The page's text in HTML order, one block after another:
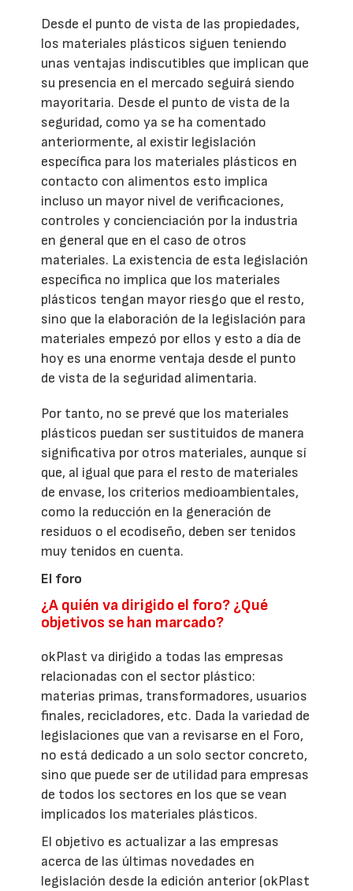
Desde el punto de vista de las propiedades,
los materiales plásticos siguen teniendo
unas ventajas indiscutibles que implican que
su presencia en el mercado seguirá siendo
mayoritaria. Desde el punto de vista de la
seguridad, como ya se ha comentado
anteriormente, al existir legislación
específica para los materiales plásticos en
contacto con alimentos esto implica
incluso un mayor nivel de verificaciones,
controles y concienciación por la industria
en general que en el caso de otros
materiales. La existencia de esta legislación
específica no implica que los materiales
plásticos tengan mayor riesgo que el resto,
sino que la elaboración de la legislación para
materiales empezó por ellos y esto a día de
hoy es una enorme ventaja desde el punto
de vista de la seguridad alimentaria.
Por tanto, no se prevé que los materiales
plásticos puedan ser sustituidos de manera
significativa por otros materiales, aunque sí
que, al igual que para el resto de materiales
de envase, los criterios medioambientales,
como la reducción en la generación de
residuos o el ecodiseño, deben ser tenidos
muy tenidos en cuenta.
El foro
¿A quién va dirigido el foro? ¿Qué
objetivos se han marcado?
okPlast va dirigido a todas las empresas
relacionadas con el sector plástico:
materias primas, transformadores, usuarios
finales, recicladores, etc. Dada la variedad de
legislaciones que van a revisarse en el Foro,
no está dedicado a un solo sector concreto,
sino que puede ser de utilidad para empresas
de todos los sectores en los que se vean
implicados los materiales plásticos.
El objetivo es actualizar a las empresas
acerca de las últimas novedades en
legislación desde la edición anterior (okPlast